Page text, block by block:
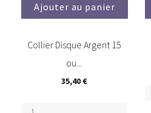
Ajouter au panier
Collier Disque Argent 15
ou...
35,40 €